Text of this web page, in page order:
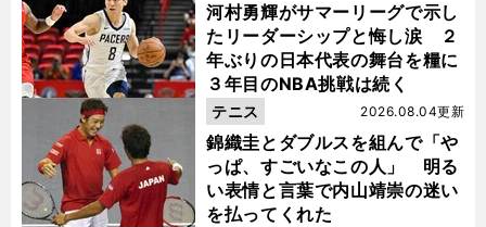
河村勇輝がサマーリーグで示し
たリーダーシップと悔し涙 ２
年ぶりの日本代表の舞台を糧に
３年目のNBA挑戦は続く
錦織圭とダブルスを組んで「や
っぱ、すごいなこの人」 明る
い表情と言葉で内山靖崇の迷い
を払ってくれた
2026.08.04更新
テニス